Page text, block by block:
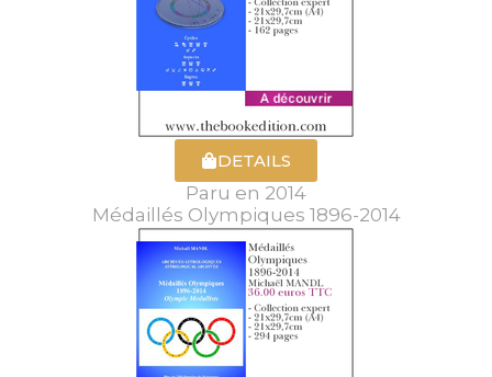
DETAILS
Paru en 2014
Médaillés Olympiques 1896-2014